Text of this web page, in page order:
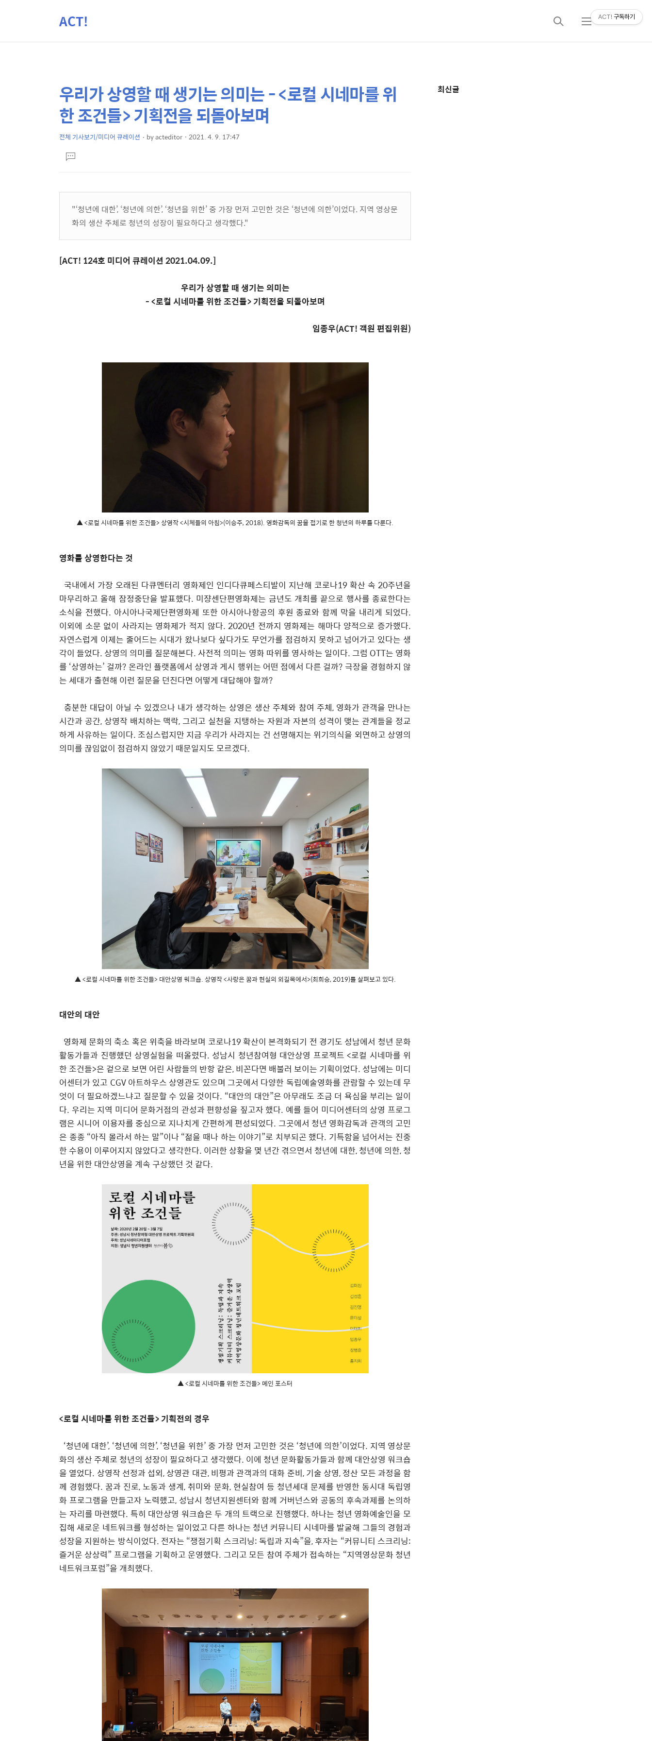
ACT!
검
메
상
세
컨
텐
본
문
제
목
우리가 상영할 때 생기는 의미는 - <로컬 시네마를 위
한 조건들> 기획전을 되돌아보며
전체 기사보기/미디어 큐레이션 byacteditor 2021. 4. 9. 17:47
문댓
글
"‘청년에 대한’, ‘청년에 의한’, ‘청년을 위한’중 가장 먼저 고민한 것은 ‘청년에 의한’이었다. 지역 영상문
화의 생산 주체로 청년의 성장이 필요하다고 생각했다."
[ACT! 124호 미디어 큐레이션2021.04.09.]
우리가 상영할 때 생기는 의미는
- <로컬 시네마를 위한 조건들>기획전을 되돌아보며
임종우(ACT!객원 편집위원)
▲ <로컬 시네마를 위한 조건들> 상영작 <시체들의 아침>(이승주, 2018). 영화감독의 꿈을 접기로 한 청년의 하루를 다룬다.
영화를 상영한다는 것
국내에서 가장 오래된 다큐멘터리 영화제인 인디다큐페스티발이 지난해 코로나19 확산 속 20주년을
마무리하고 올해 잠정중단을 발표했다. 미쟝센단편영화제는 금년도 개최를 끝으로 행사를 종료한다는
소식을 전했다. 아시아나국제단편영화제 또한 아시아나항공의 후원 종료와 함께 막을 내리게 되었다.
이외에 소문 없이 사라지는 영화제가 적지 않다. 2020년 전까지 영화제는 해마다 양적으로 증가했다.
자연스럽게 이제는 줄어드는 시대가 왔나보다 싶다가도 무언가를 점검하지 못하고 넘어가고 있다는 생
각이 들었다. 상영의 의미를 질문해본다. 사전적 의미는 영화 따위를 영사하는 일이다. 그럼 OTT는 영화
를 ‘상영하는’ 걸까? 온라인 플랫폼에서 상영과 게시 행위는 어떤 점에서 다른 걸까? 극장을 경험하지 않
는 세대가 출현해 이런 질문을 던진다면 어떻게 대답해야 할까?
충분한 대답이 아닐 수 있겠으나 내가 생각하는 상영은 생산 주체와 참여 주체, 영화가 관객을 만나는
시간과 공간, 상영작 배치하는 맥락, 그리고 실천을 지탱하는 자원과 자본의 성격이 맺는 관계들을 정교
하게 사유하는 일이다. 조심스럽지만 지금 우리가 사라지는 건 선명해지는 위기의식을 외면하고 상영의
의미를 끊임없이 점검하지 않았기 때문일지도 모르겠다.
▲ <로컬 시네마를 위한 조건들> 대안상영 워크숍. 상영작 <사랑은 꿈과 현실의 외길목에서>(최희승, 2019)를 살펴보고 있다.
대안의 대안
영화제 문화의 축소 혹은 위축을 바라보며 코로나19확산이 본격화되기 전 경기도 성남에서 청년 문화
활동가들과 진행했던 상영실험을 떠올렸다. 성남시 청년참여형 대안상영 프로젝트 <로컬 시네마를 위
한 조건들>은 겉으로 보면 어린 사람들의 반항 같은,비꼰다면 배불러 보이는 기획이었다. 성남에는 미디
어센터가 있고 CGV아트하우스 상영관도 있으며 그곳에서 다양한 독립예술영화를 관람할 수 있는데 무
엇이 더 필요하겠느냐고 질문할 수 있을 것이다. “대안의 대안”은 아무래도 조금 더 욕심을 부리는 일이
다. 우리는 지역 미디어 문화거점의 관성과 편향성을 짚고자 했다. 예를 들어 미디어센터의 상영 프로그
램은 시니어 이용자를 중심으로 지나치게 간편하게 편성되었다. 그곳에서 청년 영화감독과 관객의 고민
은 종종 “아직 몰라서 하는 말”이나 “젊을 때나 하는 이야기”로 치부되곤 했다. 기특함을 넘어서는 진중
한 수용이 이루어지지 않았다고 생각한다. 이러한 상황을 몇 년간 겪으면서 청년에 대한,청년에 의한,청
년을 위한 대안상영을 계속 구상했던 것 같다.
▲ <로컬 시네마를 위한 조건들> 메인 포스터
<로컬 시네마를 위한 조건들>기획전의 경우
‘청년에 대한’, ‘청년에 의한’, ‘청년을 위한’ 중 가장 먼저 고민한 것은 ‘청년에 의한’이었다. 지역 영상문
화의 생산 주체로 청년의 성장이 필요하다고 생각했다. 이에 청년 문화활동가들과 함께 대안상영 워크숍
을 열었다. 상영작 선정과 섭외,상영관 대관,비평과 관객과의 대화 준비,기술 상영,정산 모든 과정을 함
께 경험했다.꿈과 진로,노동과 생계, 취미와 문화, 현실참여 등 청년세대 문제를 반영한 동시대 독립영
화 프로그램을 만들고자 노력했고, 성남시 청년지원센터와 함께 거버넌스와 공동의 후속과제를 논의하
는 자리를 마련했다. 특히 대안상영 워크숍은 두 개의 트랙으로 진행했다.하나는 청년 영화예술인을 모
집해 새로운 네트워크를 형성하는 일이었고 다른 하나는 청년 커뮤니티 시네마를 발굴해 그들의 경험과
성장을 지원하는 방식이었다. 전자는 “쟁점기획 스크리닝: 독립과 지속”을,후자는 “커뮤니티 스크리닝:
즐거운 상상력” 프로그램을 기획하고 운영했다. 그리고 모든 참여 주체가 접속하는 “지역영상문화 청년
네트워크포럼”을 개최했다.
추
최신글
ACT! 구독하기